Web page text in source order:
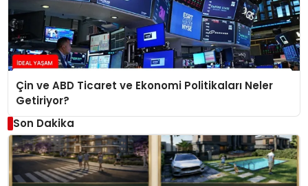
Çin ve ABD Ticaret ve Ekonomi Politikaları Neler
Getiriyor?
Son Dakika